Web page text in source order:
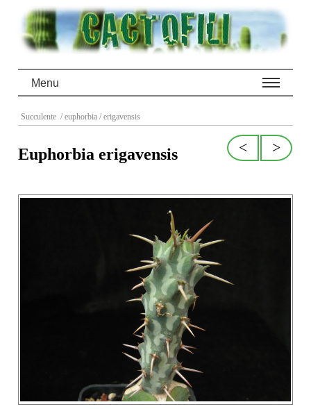
Menu
Succulente / euphorbia / erigavensis
>
<
Euphorbia erigavensis